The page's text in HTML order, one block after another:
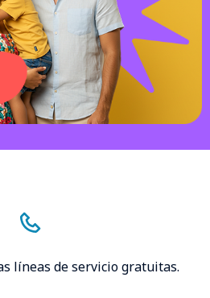
líneas de servicio gratuitas.